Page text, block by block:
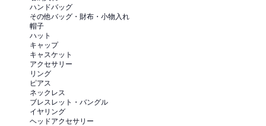
ハンドバッグ
その他バッグ・財布・小物入れ
帽子
ハット
キャップ
キャスケット
アクセサリー
リング
ピアス
ネックレス
ブレスレット・バングル
イヤリング
ヘッドアクセサリー